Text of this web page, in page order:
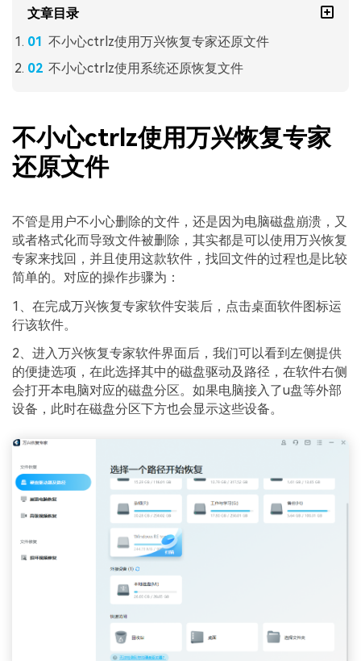
文章目录
不小心ctrlz使用万兴恢复专家还原文件
不小心ctrlz使用系统还原恢复文件
不小心ctrlz使用万兴恢复专家
还原文件
不管是用户不小心删除的文件，还是因为电脑磁盘崩溃，又
或者格式化而导致文件被删除，其实都是可以使用万兴恢复
专家来找回，并且使用这款软件，找回文件的过程也是比较
简单的。对应的操作步骤为：
1、在完成万兴恢复专家软件安装后，点击桌面软件图标运
行该软件。
2、进入万兴恢复专家软件界面后，我们可以看到左侧提供
的便捷选项，在此选择其中的磁盘驱动及路径，在软件右侧
会打开本电脑对应的磁盘分区。如果电脑接入了u盘等外部
设备，此时在磁盘分区下方也会显示这些设备。